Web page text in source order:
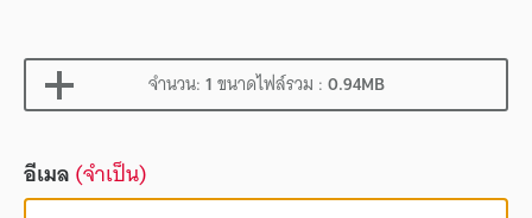
จำนวน:1ขนาดไฟล์รวม :0.94MB
อีเมล(จำเป็น)